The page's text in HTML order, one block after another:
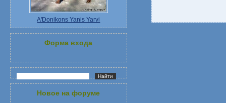
A'Donikons Yanis Yarvi
Форма входа
Новое на форуме